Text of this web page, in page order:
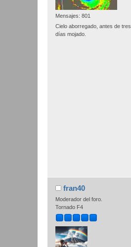
Mensajes: 801
Cielo aborregado, antes de tres
días mojado.
fran40
Moderador del foro.
Tornado F4